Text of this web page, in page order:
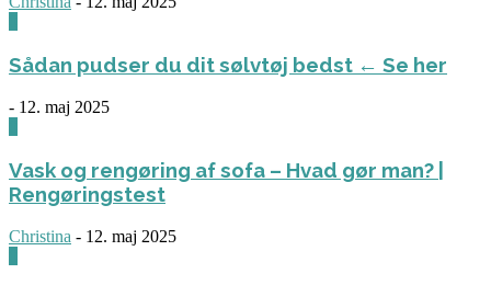
Sådan pudser du dit sølvtøj bedst ← Se her
- 12. maj 2025
Vask og rengøring af sofa – Hvad gør man? |
Rengøringstest
Christina - 12. maj 2025